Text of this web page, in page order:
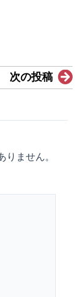
次の投稿
りません。